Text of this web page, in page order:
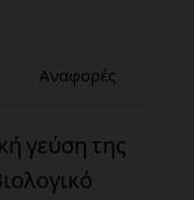
Αναφορές
γεύση της